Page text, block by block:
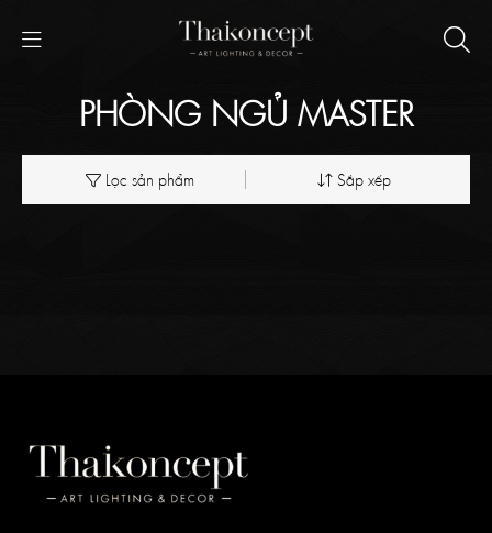
PHÒNG NGỦ MASTER
Lọc sản phẩm Sắp xếp